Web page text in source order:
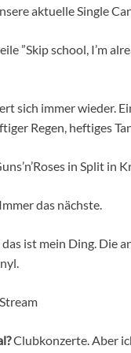
aktuelle Single
”Skip school, I’m
sich immer wieder.
Regen, heftiges
in Split in
Immer das nächste.
das ist mein Ding. Die
Stream
Clubkonzerte. Aber